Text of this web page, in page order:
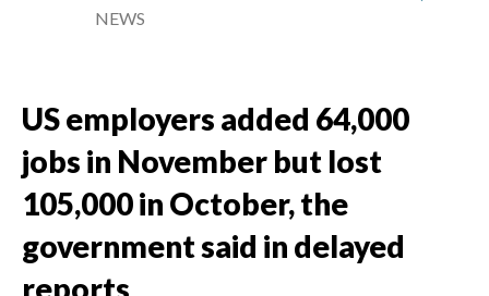
NEWS
US employers added 64,000
jobs in November but lost
105,000 in October, the
government said in delayed
reports